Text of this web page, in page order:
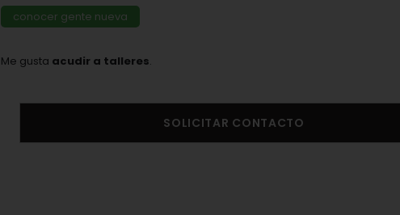
conocer gente nueva
Me gusta acudir a talleres.
SOLICITAR CONTACTO